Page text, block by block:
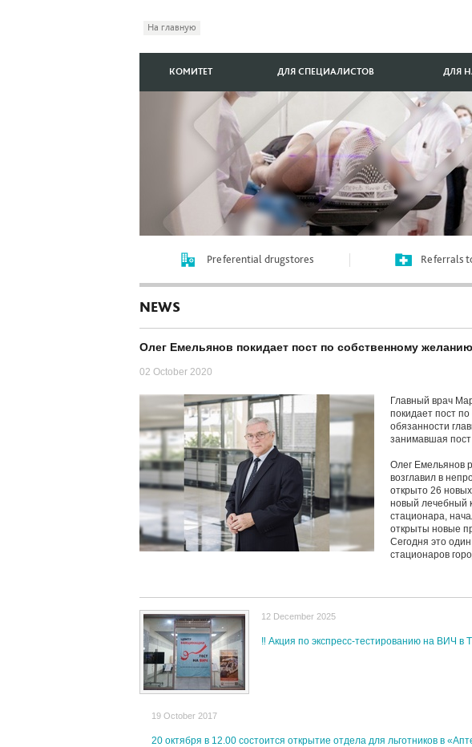
На главную
КОМИТЕТ ДЛЯ СПЕЦИАЛИСТОВ ДЛЯ
Preferential drugstores Referrals
NEWS
Олег Емельянов покидает пост по собственному желанию
02 October 2020
Главный врач
покидает пост
обязанности
занимавшая пост
Олег Емельянов
возглавил в
открыто 26
новый лечебный
стационара,
открыты новые
Сегодня это
стационаров
12 December 2025
‼ Акция по экспресс-тестированию на ВИЧ
19 October 2017
20 октября в 12.00 состоится открытие отдела для льготников в